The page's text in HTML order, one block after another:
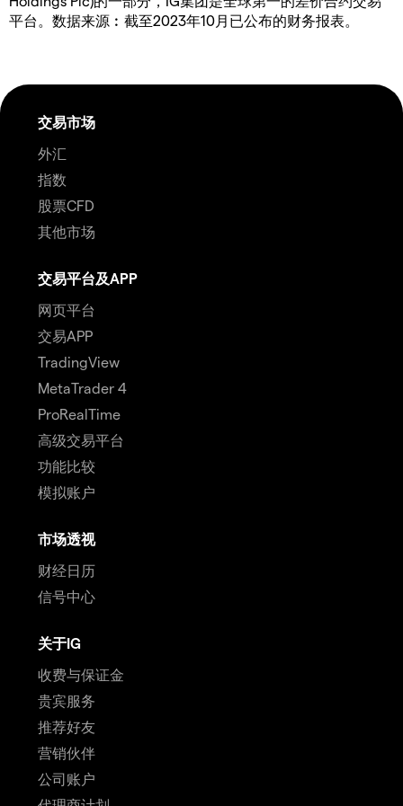
平台。数据来源︰截至2023年10月已公布的财务报表。
交易市场
外汇
指数
股票CFD
其他市场
交易平台及APP
网页平台
交易APP
TradingView
MetaTrader 4
ProRealTime
高级交易平台
功能比较
模拟账户
市场透视
财经日历
信号中心
关于IG
收费与保证金
贵宾服务
推荐好友
营销伙伴
公司账户